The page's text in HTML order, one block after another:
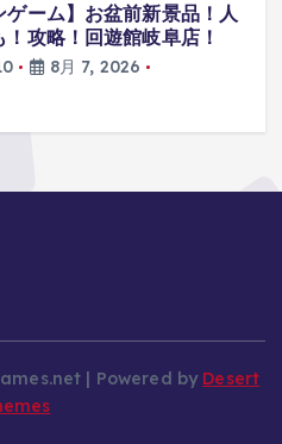
ゲーム】お盆前新景品！人
攻略！回遊館岐阜店！
8月 7, 2026
| Powered by Desert